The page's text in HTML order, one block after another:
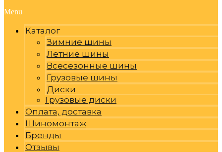
Menu
Каталог
Зимние шины
Летние шины
Всесезонные шины
Грузовые шины
Диски
Грузовые диски
Оплата, доставка
Шиномонтаж
Бренды
Отзывы